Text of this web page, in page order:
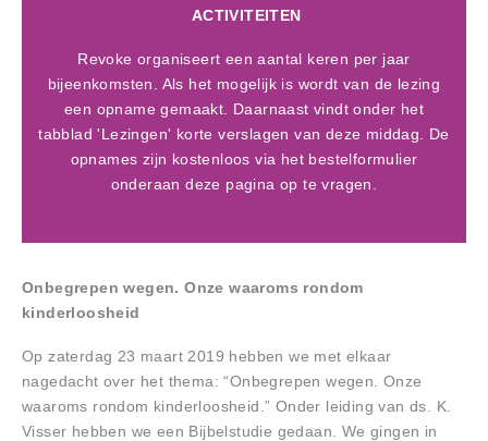
ACTIVITEITEN
Revoke organiseert een aantal keren per jaar
bijeenkomsten. Als het mogelijk is wordt van de lezing
een opname gemaakt. Daarnaast vindt onder het
tabblad 'Lezingen' korte verslagen van deze middag. De
opnames zijn kostenloos via het bestelformulier
onderaan deze pagina op te vragen.
Onbegrepen wegen. Onze waaroms rondom
kinderloosheid
Op zaterdag 23 maart 2019 hebben we met elkaar
nagedacht over het thema: “Onbegrepen wegen. Onze
waaroms rondom kinderloosheid.” Onder leiding van ds. K.
Visser hebben we een Bijbelstudie gedaan. We gingen in